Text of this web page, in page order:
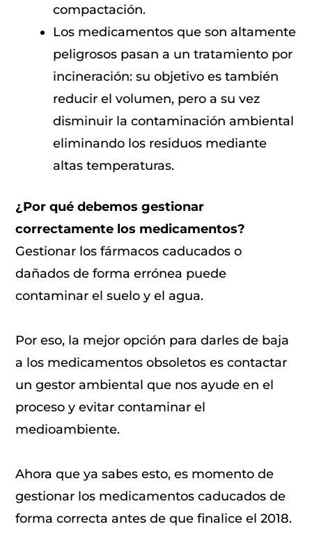
compactación.
Los medicamentos que son altamente
peligrosos pasan a un tratamiento por
incineración: su objetivo es también
reducir el volumen, pero a su vez
disminuir la contaminación ambiental
eliminando los residuos mediante
altas temperaturas.
¿Por qué debemos gestionar
correctamente los medicamentos?
Gestionar los fármacos caducados o
dañados de forma errónea puede
contaminar el suelo y el agua.
Por eso, la mejor opción para darles de baja
a los medicamentos obsoletos es contactar
un gestor ambiental que nos ayude en el
proceso y evitar contaminar el
medioambiente.
Ahora que ya sabes esto, es momento de
gestionar los medicamentos caducados de
forma correcta antes de que finalice el 2018.